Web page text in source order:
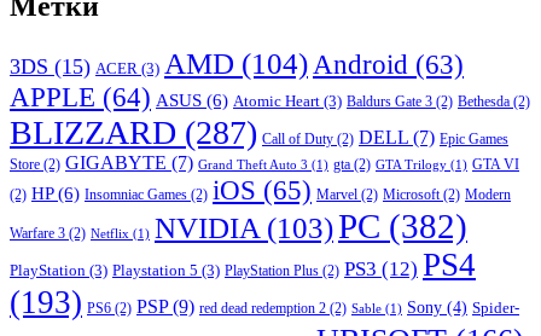
3DS (15) ACER (3) AMD (104) Android (63)
APPLE (64) ASUS (6) Atomic Heart (3) Baldurs Gate 3 (2) Bethesda (2)
BLIZZARD (287) Call of Duty (2) DELL (7) Epic Games
Store (2) GIGABYTE (7) Grand Theft Auto 3 (1) gta (2) GTA Trilogy (1) GTA VI
(2) HP(6) Insomniac Games (2) iOS (65) Marvel (2) Microsoft (2) Modern
Warfare 3 (2) Netflix (1) NVIDIA (103)PC (382)
PlayStation (3) Playstation 5 (3) PlayStation Plus (2) PS3 (12) PS4
(193) PS6 (2) PSP(9) red dead redemption 2 (2) Sable (1) Sony (4) Spider-